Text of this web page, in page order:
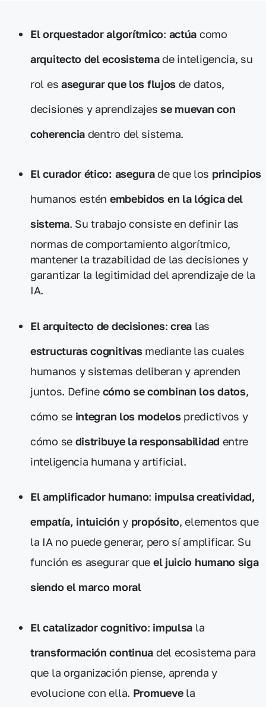
El orquestador algorítmico: actúa como
arquitecto del ecosistemade inteligencia, su
rol es asegurar que los flujos de datos,
decisiones y aprendizajesse muevan con
coherencia dentro del sistema.
El curador ético: asegurade que los principios
humanos estén embebidos en la lógica del
sistema. Su trabajo consiste en definir las
normas de comportamiento algorítmico,
mantener la trazabilidad de las decisiones y
garantizar la legitimidad del aprendizaje de la
IA.
El arquitecto de decisiones:crea las
estructuras cognitivasmediante las cuales
humanos y sistemas deliberan y aprenden
juntos. Define cómo se combinan los datos,
cómo se integran los modelospredictivos y
cómo se distribuye la responsabilidad entre
inteligencia humana y artificial.
El amplificador humano: impulsa creatividad,
empatía, intuición y propósito, elementos que
la IA no puede generar, pero sí amplificar. Su
función es asegurar que el juicio humano siga
siendo el marco moral
El catalizador cognitivo: impulsa la
transformación continua del ecosistema para
que la organización piense, aprenda y
evolucione con ella. Promuevela